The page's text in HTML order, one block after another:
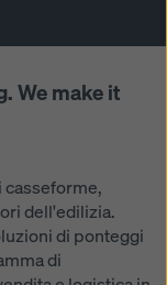
We make it
casseforme,
dell'edilizia.
di ponteggi
di